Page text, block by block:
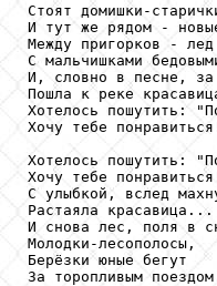
Стоят домишки-
И тут же рядом -
Между пригорков - лед
С мальчишками
И, словно в песне, за
Пошла к реке
Хотелось пошутить:
Хочу тебе
Хотелось пошутить:
Хочу тебе
С улыбкой, вслед
Растаяла красавица...
И снова лес, поля в
Молодки-лесополосы,
Берёзки юные бегут
За торопливым